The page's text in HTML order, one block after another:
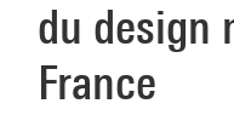
du design
France